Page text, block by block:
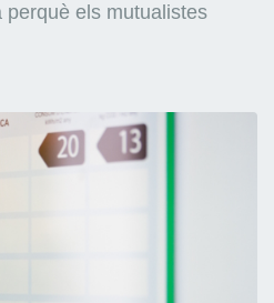
perquè els mutualistes